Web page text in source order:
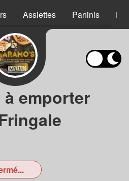
Assiettes Paninis
emporter